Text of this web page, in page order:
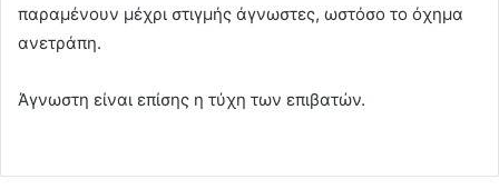
παραμένουν μέχρι στιγμής άγνωστες, ωστόσο το όχημα
ανετράπη.
Άγνωστη είναι επίσης η τύχη των επιβατών.